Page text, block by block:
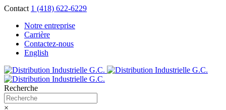
Contact 1 (418) 622-6229
Notre entreprise
Carrière
Contactez-nous
English
Recherche
×